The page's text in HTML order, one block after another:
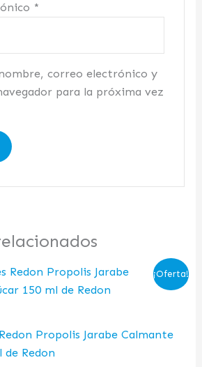
*
correo electrónico y
para la próxima vez
¡Oferta!
Propolis Jarabe Calmante
de Redon